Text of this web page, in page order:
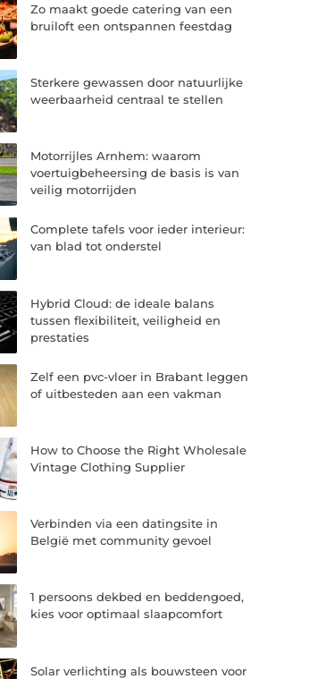
Zo maakt goede catering van een
bruiloft een ontspannen feestdag
Sterkere gewassen door natuurlijke
weerbaarheid centraal te stellen
Motorrijles Arnhem: waarom
voertuigbeheersing de basis is van
veilig motorrijden
Complete tafels voor ieder interieur:
van blad tot onderstel
Hybrid Cloud: de ideale balans
tussen flexibiliteit, veiligheid en
prestaties
Zelf een pvc-vloer in Brabant leggen
of uitbesteden aan een vakman
How to Choose the Right Wholesale
Vintage Clothing Supplier
Verbinden via een datingsite in
België met community gevoel
1 persoons dekbed en beddengoed,
kies voor optimaal slaapcomfort
Solar verlichting als bouwsteen voor